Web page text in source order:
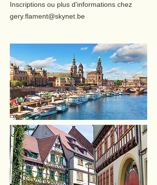
Inscriptions ou plus d'informations chez
gery.flament@skynet.be